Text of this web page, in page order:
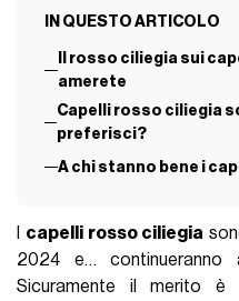
IN QUESTO ARTICOLO
Il rosso ciliegia sui
amerete
Capelli rosso ciliegia
preferisci?
A chi stanno bene i
capelli rosso ciliegia
2024 e… continueranno
Sicuramente il merito è